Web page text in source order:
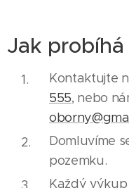
Jak
Kontaktujte
555, nebo
Domluvíme
pozemku.
Každý výkup